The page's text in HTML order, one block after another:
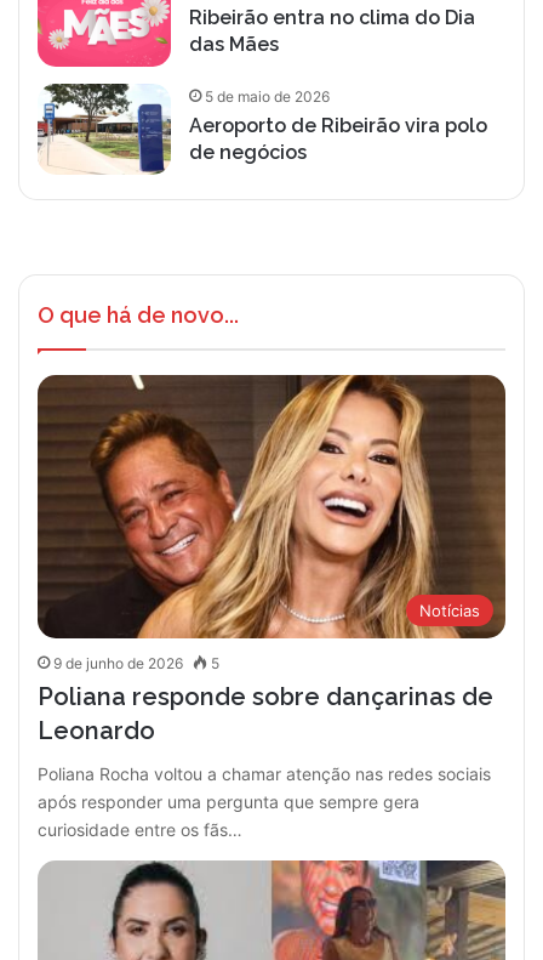
Ribeirão entra no clima do Dia
das Mães
5 de maio de 2026
Aeroporto de Ribeirão vira polo
de negócios
O que há de novo...
Notícias
9 de junho de 2026 5
Poliana responde sobre dançarinas de
Leonardo
Poliana Rocha voltou a chamar atenção nas redes sociais
após responder uma pergunta que sempre gera
curiosidade entre os fãs…